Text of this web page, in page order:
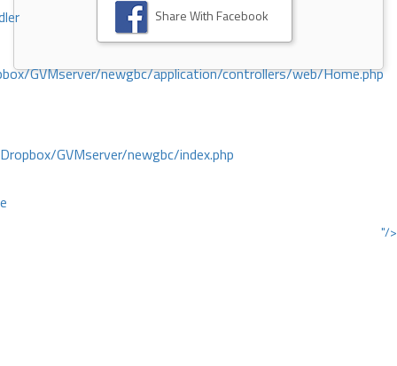
GVMserver/newgbc/application/controllers/web/Home.php
GVMserver/newgbc/index.php
"/>
Share With Facebook